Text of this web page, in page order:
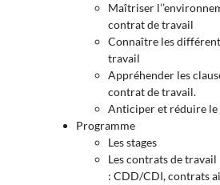
Maîtriser
contrat de travail
Connaître les
travail
Appréhender les
contrat de travail.
Anticiper et réduire
Programme
Les stages
Les contrats de travail
: CDD/CDI, contrats